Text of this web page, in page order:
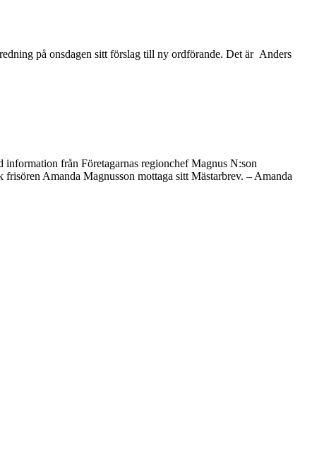
på onsdagen sitt förslag till ny ordförande. Det är Anders
från Företagarnas regionchef Magnus N:son
Amanda Magnusson mottaga sitt Mästarbrev. – Amanda